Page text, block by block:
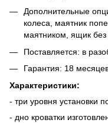
Дополнительные
колеса, маятник
маятником, ящик без
Поставляется: в
Гарантия: 18
Характеристики:
- три уровня установки
- дно кроватки